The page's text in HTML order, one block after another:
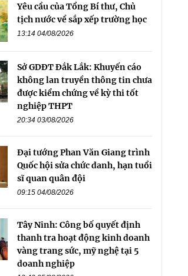
Yêu cầu của Tổng Bí thư, Chủ
tịch nước về sắp xếp trường học
13:14 04/08/2026
Sở GDĐT Đắk Lắk: Khuyến cáo
không lan truyền thông tin chưa
được kiểm chứng về kỳ thi tốt
nghiệp THPT
20:34 03/08/2026
Đại tướng Phan Văn Giang trình
Quốc hội sửa chức danh, hạn tuổi
sĩ quan quân đội
09:15 04/08/2026
Tây Ninh: Công bố quyết định
thanh tra hoạt động kinh doanh
vàng trang sức, mỹ nghệ tại 5
doanh nghiệp